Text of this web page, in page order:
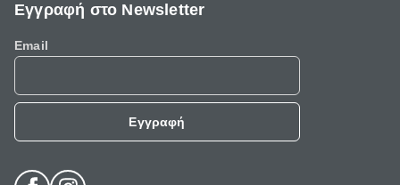
Εγγραφή στο Newsletter
Email
Εγγραφή